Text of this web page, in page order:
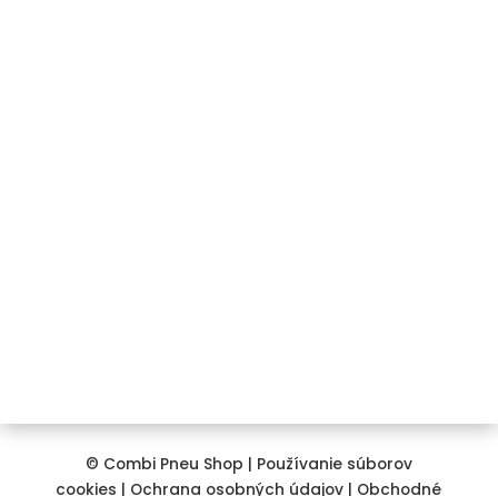
© Combi Pneu Shop | Používanie súborov
cookies
Ochrana osobných údajov Obchodné